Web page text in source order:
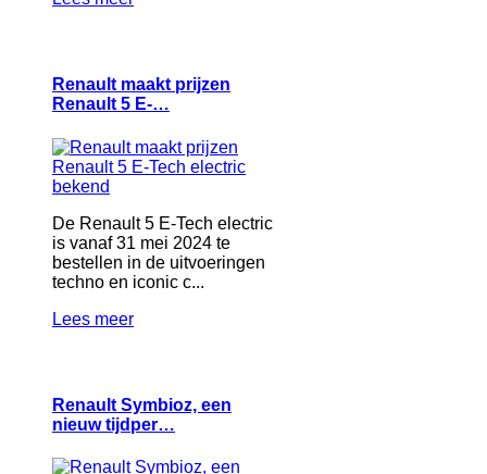
Renault maakt prijzen
Renault 5 E-…
De Renault 5 E-Tech electric
is vanaf 31 mei 2024 te
bestellen in de uitvoeringen
techno en iconic c...
Lees meer
Renault Symbioz, een
nieuw tijdper…